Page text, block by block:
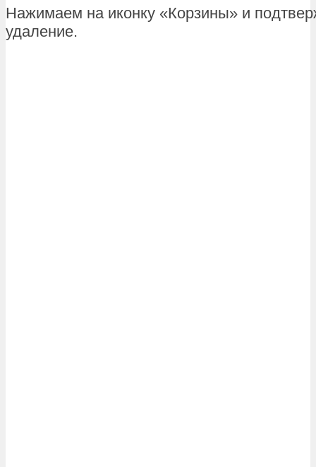
Нажимаем на иконку «Корзины» и
удаление.